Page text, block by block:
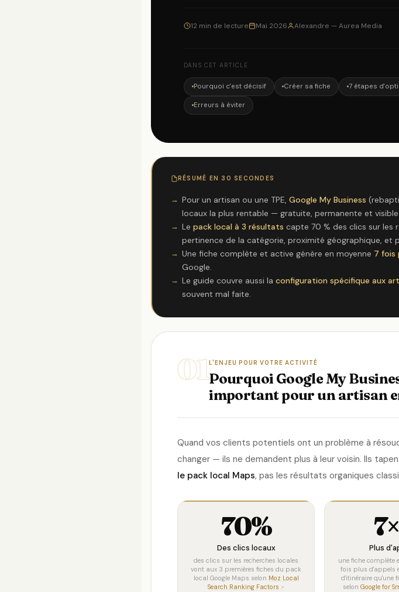
12 min de lecture Mai 2026 Alexandre — Aurea Media
DANS CET ARTICLE
Pourquoi c'est décisif Créer sa fiche 7 étapes
Erreurs à éviter
RÉSUMÉ EN 30 SECONDES
Pour un artisan ou une TPE,Google My Business
locaux la plus rentable — gratuite, permanente et
Lepack local à 3 résultats capte 70 % des clics sur les
pertinence de la catégorie, proximité géographique, et
Une fiche complète et active génère en moyenne 7 fois
Google.
Le guide couvre aussi laconfiguration spécifique aux
souvent mal faite.
01L'ENJEU POUR VOTRE ACTIVITÉ
Pourquoi Google My
important pour un artisan
Quand vos clients potentiels ont un problème à
changer — ils ne demandent plus à leur voisin. Ils
le pack local Maps, pas les résultats organiques
70%
Des clics locaux
des clics sur les recherches locales
vont aux 3 premières fiches du pack
local Google Maps selon Moz Local
Search Ranking Factors
Plus
une fiche complète
fois plus d'appels
d'itinéraire qu'une
selon Google for